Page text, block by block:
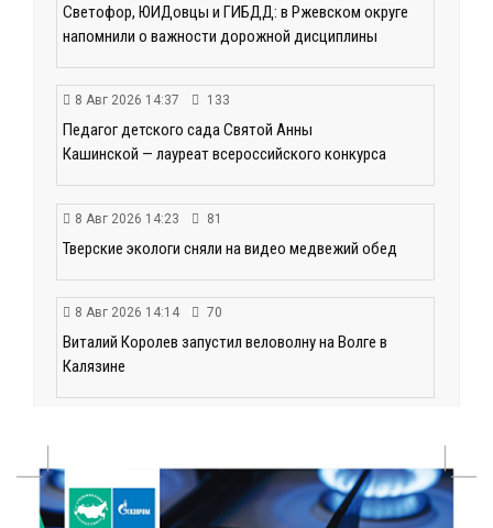
Светофор, ЮИДовцы и ГИБДД: в Ржевском округе
напомнили о важности дорожной дисциплины
8 Авг 2026 14:37 133
Педагог детского сада Святой Анны
Кашинской — лауреат всероссийского конкурса
8 Авг 2026 14:23 81
Тверские экологи сняли на видео медвежий обед
8 Авг 2026 14:14 70
Виталий Королев запустил веловолну на Волге в
Калязине
в 2026 году?